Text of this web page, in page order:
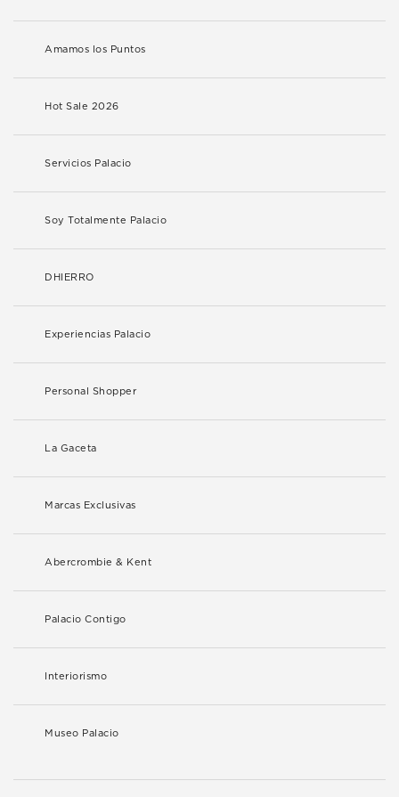
Amamos los Puntos
Hot Sale 2026
Servicios Palacio
Soy Totalmente Palacio
DHIERRO
Experiencias Palacio
Personal Shopper
La Gaceta
Marcas Exclusivas
Abercrombie & Kent
Palacio Contigo
Interiorismo
Museo Palacio